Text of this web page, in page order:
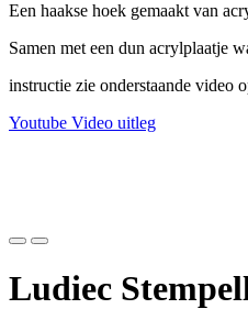
Een haakse hoek gemaakt van
Samen met een dun acrylplaatje
instructie zie onderstaande video
Youtube Video uitleg
Ludiec